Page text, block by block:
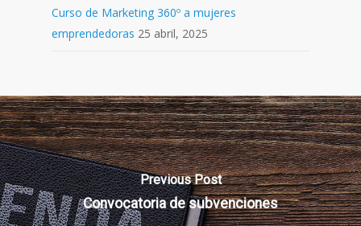
Curso de Marketing 360º a mujeres
emprendedoras 25 abril, 2025
Previous Post
Convocatoria de subvenciones